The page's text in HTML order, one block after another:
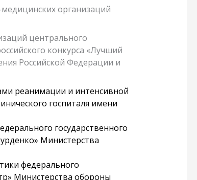
медицинских организаций
центрального
конкурса «Лучший
Российской Федерации и
реанимации и интенсивной
госпиталя имени
государственного
Министерства
федерального
Министерства обороны